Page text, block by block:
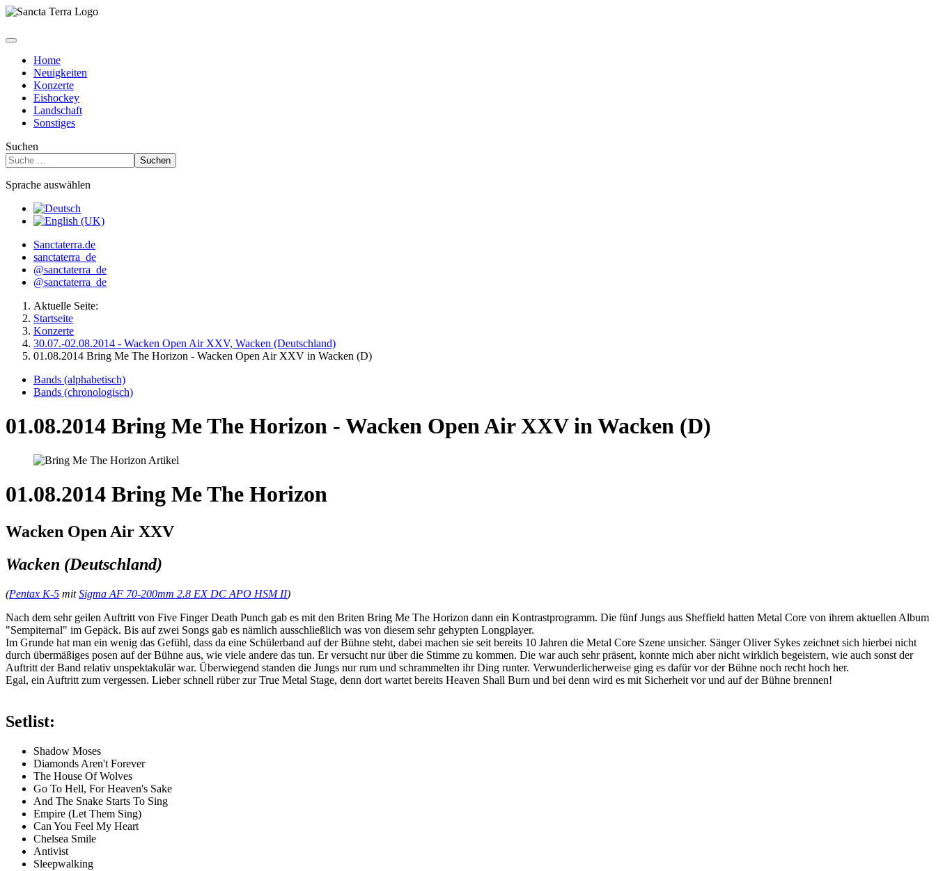
Home
Neuigkeiten
Konzerte
Eishockey
Landschaft
Sonstiges
Suchen
Suchen
Sprache auswählen
Sanctaterra.de
sanctaterra_de
@sanctaterra_de
@sanctaterra_de
Aktuelle Seite:
Startseite
Konzerte
30.07.-02.08.2014 - Wacken Open Air XXV, Wacken (Deutschland)
01.08.2014 Bring Me The Horizon - Wacken Open Air XXV in Wacken (D)
Bands (alphabetisch)
Bands (chronologisch)
01.08.2014 Bring Me The Horizon - Wacken Open Air XXV in Wacken (D)
01.08.2014 Bring Me The Horizon
Wacken Open Air XXV
Wacken (Deutschland)
(Pentax K-5 mitSigma AF 70-200mm 2.8 EX DC APO HSM II)
Nach dem sehr geilen Auftritt von Five Finger Death Punch gab es mit den Briten Bring Me The Horizon dann ein Kontrastprogramm. Die fünf Jungs aus Sheffield hatten Metal Core von ihrem aktuellen Album
"Sempiternal" im Gepäck. Bis auf zwei Songs gab es nämlich ausschließlich was von diesem sehr gehypten Longplayer.
Im Grunde hat man ein wenig das Gefühl, dass da eine Schülerband auf der Bühne steht, dabei machen sie seit bereits 10 Jahren die Metal Core Szene unsicher. Sänger Oliver Sykes zeichnet sich hierbei nicht
durch übermäßiges posen auf der Bühne aus, wie viele andere das tun. Er versucht nur über die Stimme zu kommen. Die war auch sehr präsent, konnte mich aber nicht wirklich begeistern, wie auch sonst der
Auftritt der Band relativ unspektakulär war. Überwiegend standen die Jungs nur rum und schrammelten ihr Ding runter. Verwunderlicherweise ging es dafür vor der Bühne noch recht hoch her.
Egal, ein Auftritt zum vergessen. Lieber schnell rüber zur True Metal Stage, denn dort wartet bereits Heaven Shall Burn und bei denn wird es mit Sicherheit vor und auf der Bühne brennen!
Setlist:
Shadow Moses
Diamonds Aren't Forever
The House Of Wolves
Go To Hell, For Heaven's Sake
And The Snake Starts To Sing
Empire (Let Them Sing)
Can You Feel My Heart
Chelsea Smile
Antivist
Sleepwalking